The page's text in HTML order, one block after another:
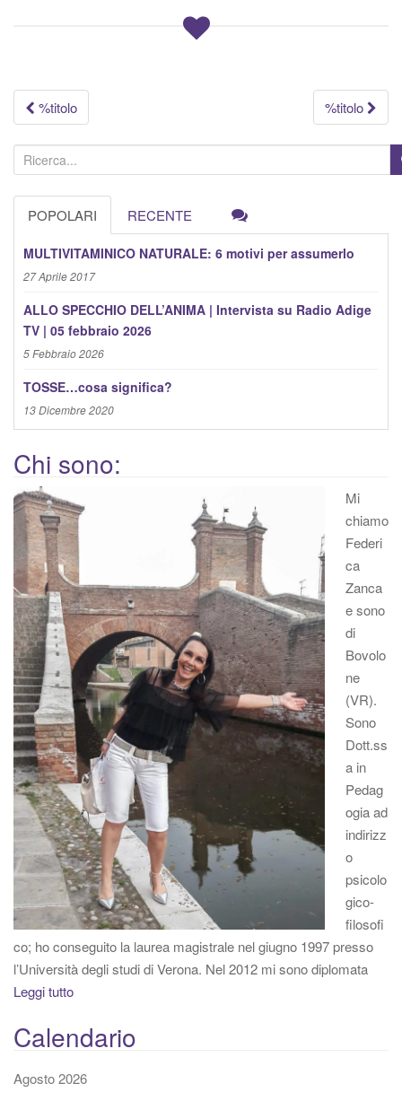
Navigazione
articolo
%titolo %titolo
e
r
POPOLARI RECENTE
MULTIVITAMINICO NATURALE: 6 motivi per assumerlo
27 Aprile 2017
ALLO SPECCHIO DELL’ANIMA | Intervista su Radio Adige
TV | 05 febbraio 2026
5 Febbraio 2026
TOSSE…cosa significa?
13 Dicembre 2020
Chi sono:
Mi
chiamo
Federi
ca
Zanca
e sono
di
Bovolo
ne
(VR).
Sono
Dott.ss
a in
Pedag
ogia ad
indirizz
o
psicolo
gico-
filosofi
co; ho conseguito la laurea magistrale nel giugno 1997 presso
l’Università degli studi di Verona. Nel 2012 mi sono diplomata
Leggi tutto
Calendario
Agosto 2026